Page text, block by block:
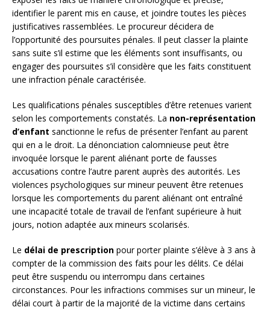
identifier le parent mis en cause, et joindre toutes les pièces
justificatives rassemblées. Le procureur décidera de
l’opportunité des poursuites pénales. Il peut classer la plainte
sans suite s’il estime que les éléments sont insuffisants, ou
engager des poursuites s’il considère que les faits constituent
une infraction pénale caractérisée.
Les qualifications pénales susceptibles d’être retenues varient
selon les comportements constatés. La non-représentation
d’enfant sanctionne le refus de présenter l’enfant au parent
qui en a le droit. La dénonciation calomnieuse peut être
invoquée lorsque le parent aliénant porte de fausses
accusations contre l’autre parent auprès des autorités. Les
violences psychologiques sur mineur peuvent être retenues
lorsque les comportements du parent aliénant ont entraîné
une incapacité totale de travail de l’enfant supérieure à huit
jours, notion adaptée aux mineurs scolarisés.
Le délai de prescription pour porter plainte s’élève à 3 ans à
compter de la commission des faits pour les délits. Ce délai
peut être suspendu ou interrompu dans certaines
circonstances. Pour les infractions commises sur un mineur, le
délai court à partir de la majorité de la victime dans certains